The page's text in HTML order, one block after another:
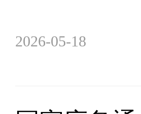
2026-05-18